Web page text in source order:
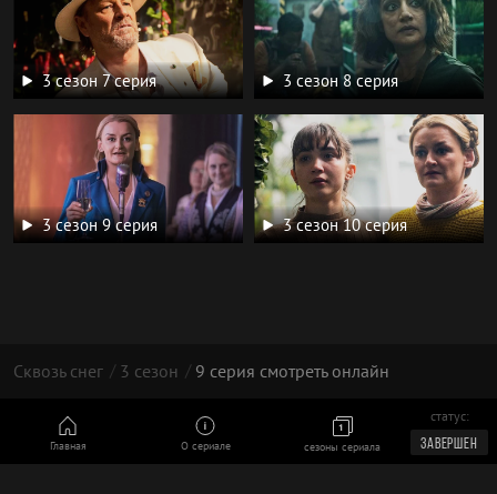
Главная О сериале сезоны сериала
статус:
ЗАВЕРШЕН
3 сезон 7 серия 3 сезон 8 серия
3 сезон 9 серия 3 сезон 10 серия
Сквозь снег 3 сезон 9 серия смотреть онлайн